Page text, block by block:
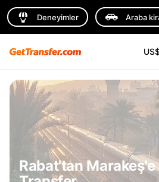
Deneyimler Araba
Rabat'tan Marakeş'e